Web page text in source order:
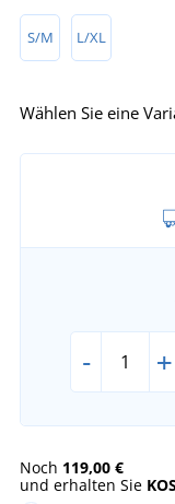
S/M L/XL
Wählen Sie eine
- +
Noch 119,00 €
und erhalten Sie